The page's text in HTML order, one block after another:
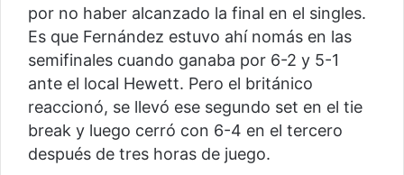
por no haber alcanzado la final en el singles.
Es que Fernández estuvo ahí nomás en las
semifinales cuando ganaba por 6-2 y 5-1
ante el local Hewett. Pero el británico
reaccionó, se llevó ese segundo set en el tie
break y luego cerró con 6-4 en el tercero
después de tres horas de juego.